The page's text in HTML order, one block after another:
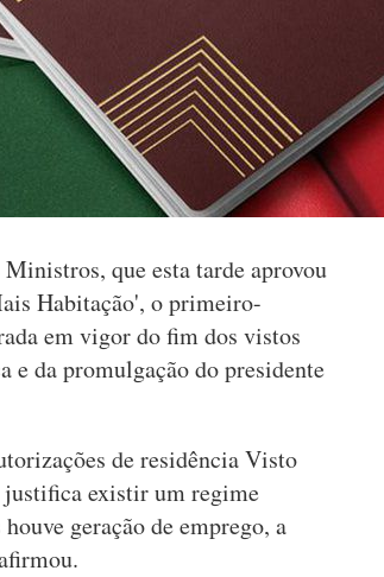
que esta tarde aprovou
Habitação', o primeiro-
em vigor do fim dos vistos
e da promulgação do presidente
de residência Visto
justifica existir um regime
geração de emprego, a